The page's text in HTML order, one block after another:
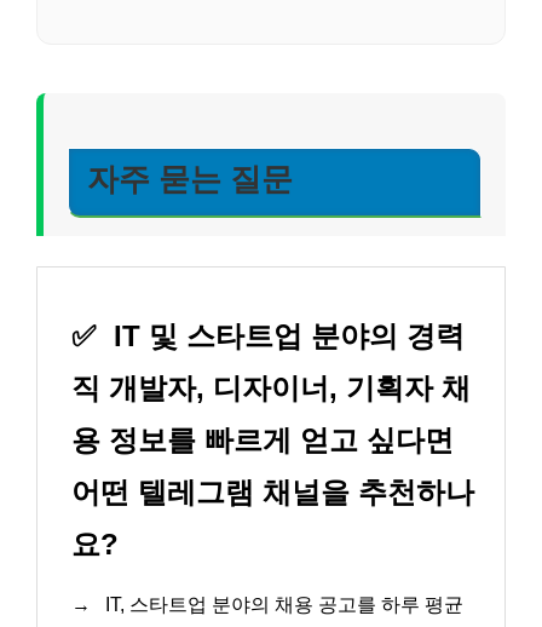
자주 묻는 질문
✅ IT 및 스타트업 분야의 경력
직 개발자, 디자이너, 기획자 채
용 정보를 빠르게 얻고 싶다면
어떤 텔레그램 채널을 추천하나
요?
→
IT, 스타트업 분야의 채용 공고를 하루 평균